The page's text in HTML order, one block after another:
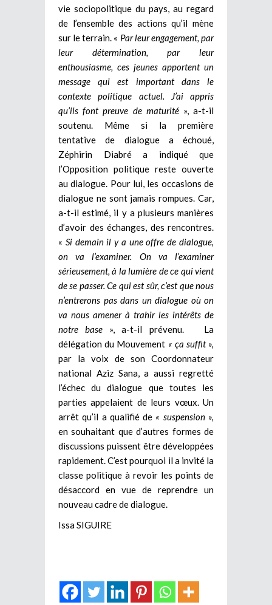
vie sociopolitique du pays, au regard
de l’ensemble des actions qu’il mène
sur le terrain. « Par leur engagement, par
leur détermination, par leur
enthousiasme, ces jeunes apportent un
message qui est important dans le
contexte politique actuel. J’ai appris
qu’ils font preuve de maturité», a-t-il
soutenu. Même si la première
tentative de dialogue a échoué,
Zéphirin Diabré a indiqué que
l’Opposition politique reste ouverte
au dialogue. Pour lui, les occasions de
dialogue ne sont jamais rompues. Car,
a-t-il estimé, il y a plusieurs manières
d’avoir des échanges, des rencontres.
« Si demain il y a une offre de dialogue,
on va l’examiner. On va l’examiner
sérieusement, à la lumière de ce qui vient
de se passer. Ce qui est sûr, c’est que nous
n’entrerons pas dans un dialogue où on
va nous amener à trahir les intérêts de
notre base », a-t-il prévenu. La
délégation du Mouvement « ça suffit »,
par la voix de son Coordonnateur
national Aziz Sana, a aussi regretté
l’échec du dialogue que toutes les
parties appelaient de leurs vœux. Un
arrêt qu’il a qualifié de « suspension »,
en souhaitant que d’autres formes de
discussions puissent être développées
rapidement. C’est pourquoi il a invité la
classe politique à revoir les points de
désaccord en vue de reprendre un
nouveau cadre de dialogue.
Issa SIGUIRE